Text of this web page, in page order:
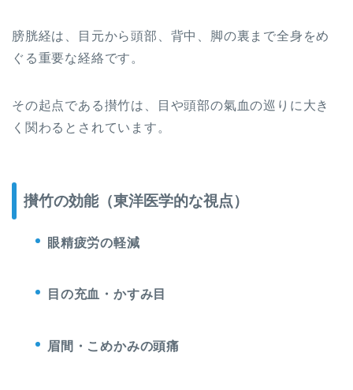
膀胱経は、目元から頭部、背中、脚の裏まで全身をめ
ぐる重要な経絡です。
その起点である攅竹は、目や頭部の氣血の巡りに大き
く関わるとされています。
攅竹の効能（東洋医学的な視点）
眼精疲労の軽減
目の充血・かすみ目
眉間・こめかみの頭痛